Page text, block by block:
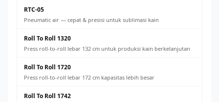
RTC-05
Pneumatic air — cepat & presisi untuk sublimasi kain
Roll To Roll 1320
Press roll-to-roll lebar 132 cm untuk produksi kain berkelanjutan
Roll To Roll 1720
Press roll-to-roll lebar 172 cm kapasitas lebih besar
Roll To Roll 1742